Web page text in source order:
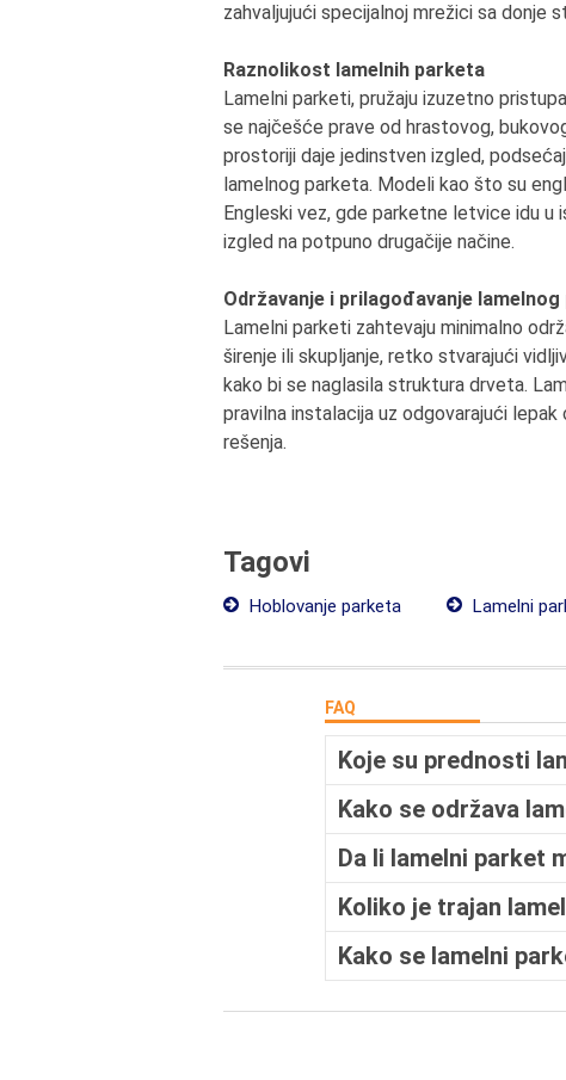
zahvaljujući specijalnoj mrežici sa donje
Raznolikost lamelnih parketa
Lamelni parketi, pružaju izuzetno
se najčešće prave od hrastovog,
prostoriji daje jedinstven izgled,
lamelnog parketa. Modeli kao što su
Engleski vez, gde parketne letvice idu u
izgled na potpuno drugačije načine.
Održavanje i prilagođavanje
Lamelni parketi zahtevaju minimalno
širenje ili skupljanje, retko stvarajući
kako bi se naglasila struktura drveta.
pravilna instalacija uz odgovarajući
rešenja.
Tagovi
Hoblovanje parketa Lamelni
FAQ
Koje su prednosti
Kako se održava
Da li lamelni parket
Koliko je trajan
Kako se lamelni